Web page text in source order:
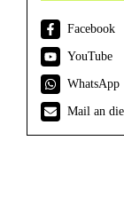
Facebook
YouTube
WhatsApp
Mail an